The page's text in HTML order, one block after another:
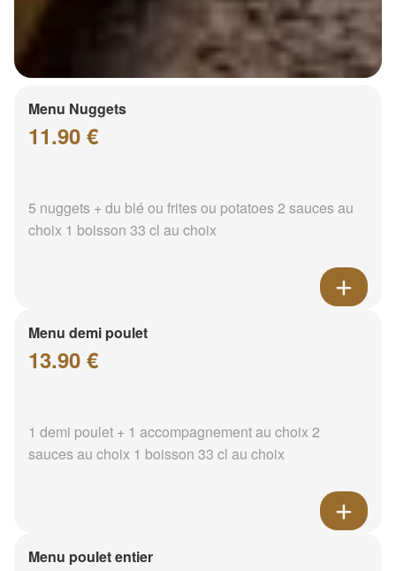
Menu Nuggets
11.90 €
5 nuggets + du blé ou frites ou potatoes 2 sauces au
choix 1 boisson 33 cl au choix
Menu demi poulet
13.90 €
1 demi poulet + 1 accompagnement au choix 2
sauces au choix 1 boisson 33 cl au choix
Menu poulet entier